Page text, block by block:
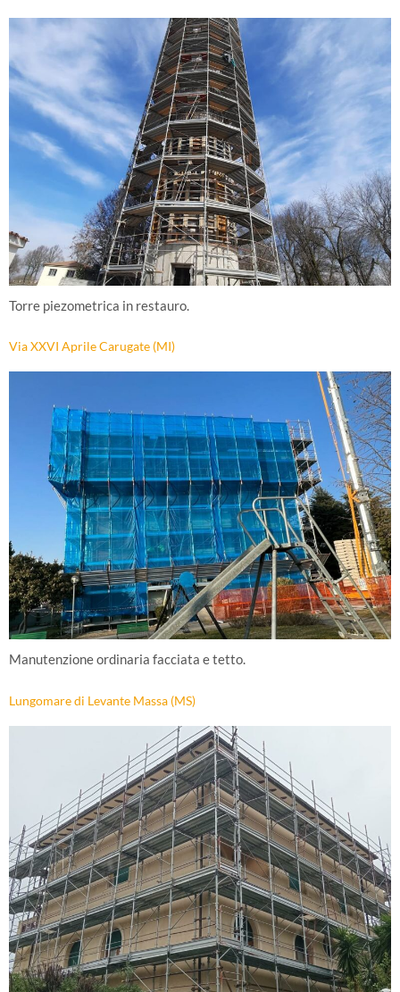
Torre piezometrica in restauro.
Via XXVI Aprile Carugate (MI)
Manutenzione ordinaria facciata e tetto.
Lungomare di Levante Massa (MS)